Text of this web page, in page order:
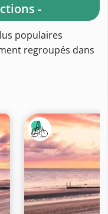
-
populaires
regroupés dans